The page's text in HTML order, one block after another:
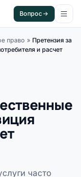
Вопрос
право » Претензия за
и расчет
часто